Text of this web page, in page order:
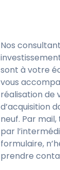
Nos
sont à votre
vous
réalisation de
d’acquisition
neuf. Par
par
formulaire,
prendre